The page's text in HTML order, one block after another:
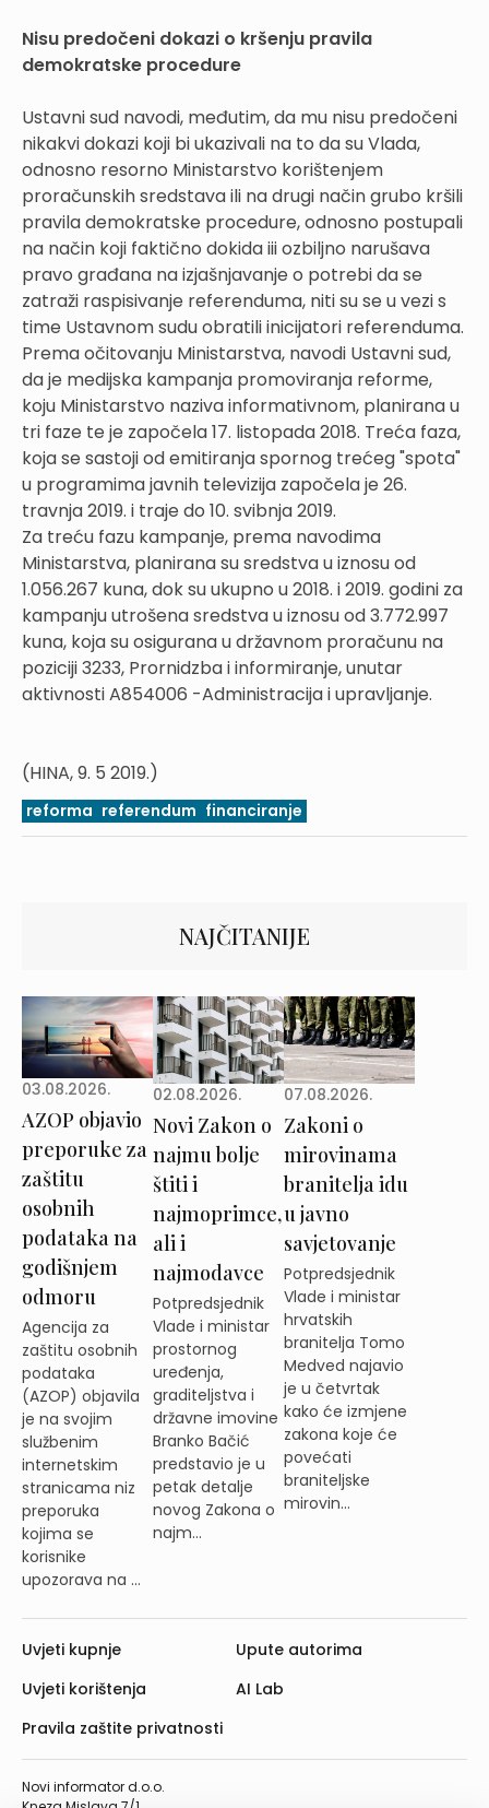
Nisu predočeni dokazi o kršenju pravila
demokratske procedure
Ustavni sud navodi, međutim, da mu nisu predočeni
nikakvi dokazi koji bi ukazivali na to da su Vlada,
odnosno resorno Ministarstvo korištenjem
proračunskih sredstava ili na drugi način grubo kršili
pravila demokratske procedure, odnosno postupali
na način koji faktično dokida iii ozbiljno narušava
pravo građana na izjašnjavanje o potrebi da se
zatraži raspisivanje referenduma, niti su se u vezi s
time Ustavnom sudu obratili inicijatori referenduma.
Prema očitovanju Ministarstva, navodi Ustavni sud,
da je medijska kampanja promoviranja reforme,
koju Ministarstvo naziva informativnom, planirana u
tri faze te je započela 17. listopada 2018. Treća faza,
koja se sastoji od emitiranja spornog trećeg "spota"
u programima javnih televizija započela je 26.
travnja 2019. i traje do 10. svibnja 2019.
Za treću fazu kampanje, prema navodima
Ministarstva, planirana su sredstva u iznosu od
1.056.267 kuna, dok su ukupno u 2018. i 2019. godini za
kampanju utrošena sredstva u iznosu od 3.772.997
kuna, koja su osigurana u državnom proračunu na
poziciji 3233, Prornidzba i informiranje, unutar
aktivnosti A854006 -Administracija i upravljanje.
(HINA, 9. 5 2019.)
reforma referendum financiranje
NAJČITANIJE
03.08.2026.
AZOP objavio
preporuke za
zaštitu
osobnih
podataka na
godišnjem
odmoru
Agencija za
zaštitu osobnih
podataka
(AZOP) objavila
je na svojim
službenim
internetskim
stranicama niz
preporuka
kojima se
korisnike
upozorava na ...
02.08.2026.
Novi Zakon o
najmu bolje
štiti i
najmoprimce,
ali i
najmodavce
Potpredsjednik
Vlade i ministar
prostornog
uređenja,
graditeljstva i
državne imovine
Branko Bačić
predstavio je u
petak detalje
novog Zakona o
najm...
07.08.2026.
Zakoni o
mirovinama
branitelja idu
u javno
savjetovanje
Potpredsjednik
Vlade i ministar
hrvatskih
branitelja Tomo
Medved najavio
je u četvrtak
kako će izmjene
zakona koje će
povećati
braniteljske
mirovin...
Novi informator d.o.o.
Uvjeti kupnje
Uvjeti korištenja
Pravila zaštite privatnosti
Upute autorima
AI Lab